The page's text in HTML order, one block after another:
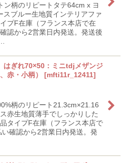
ン柄のリピートタテ64cm x ヨ
スブルー生地質インテリアファ
プF在庫（フランス本店で在
認から2営業日内発送。発送後
はぎれ70×50：ミニtdjメザンジ
赤・小柄）
[mfti11r_12411]
柄のリピート21.3cm×21.16
赤生地質薄手でしっかりした
タイプF在庫（フランス本店で
確認から2営業日内発送。発